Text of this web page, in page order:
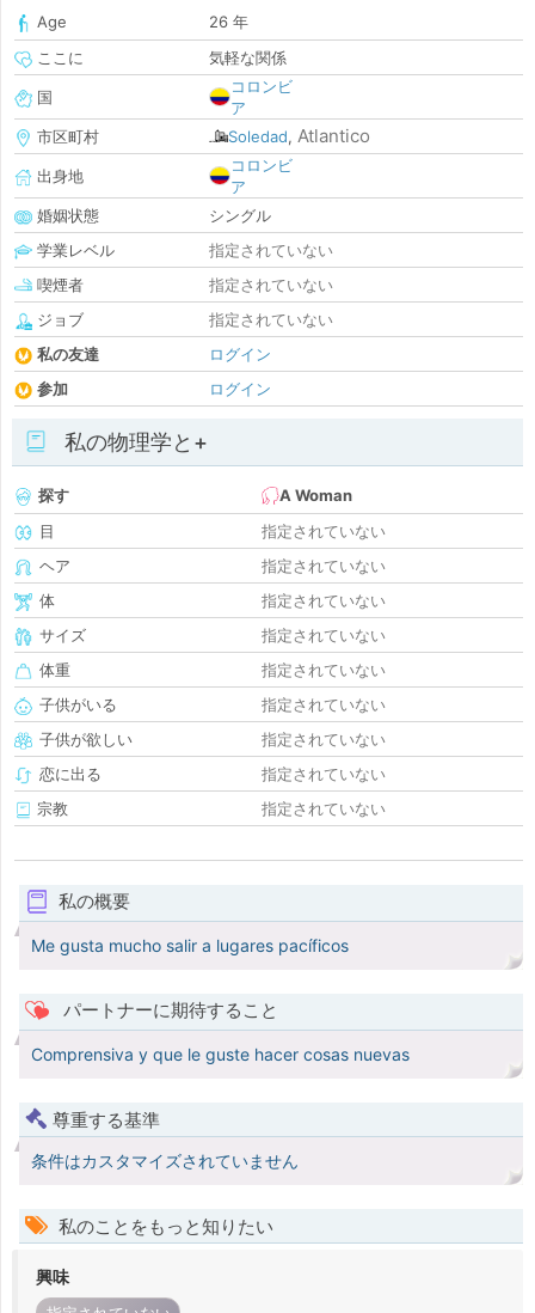
Age
26 年
ここに
気軽な関係
国
コロンビ
ア
市区町村
Soledad, Atlantico
出身地
コロンビ
ア
婚姻状態
シングル
学業レベル
指定されていない
喫煙者
指定されていない
ジョブ
指定されていない
私の友達
ログイン
参加
ログイン
私の物理学と+
探す
A Woman
目
指定されていない
ヘア
指定されていない
体
指定されていない
サイズ
指定されていない
体重
指定されていない
子供がいる
指定されていない
子供が欲しい
指定されていない
恋に出る
指定されていない
宗教
指定されていない
私の概要
Me gusta mucho salir a lugares pacíficos
パートナーに期待すること
Comprensiva y que le guste hacer cosas nuevas
尊重する基準
条件はカスタマイズされていません
私のことをもっと知りたい
興味